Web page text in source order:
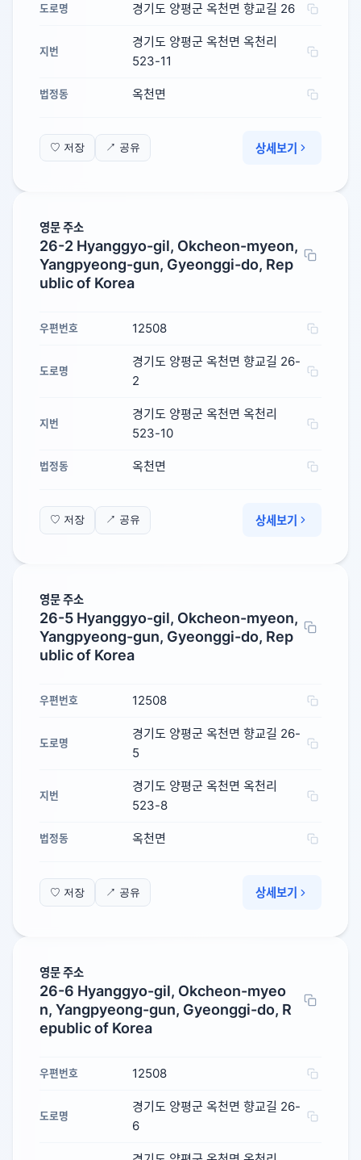
도로명 경기도 양평군 옥천면 향교길 26
지번
경기도 양평군 옥천면 옥천리
523-11
법정동 옥천면
♡ 저장 ↗ 공유 상세보기
영문 주소
26-2 Hyanggyo-gil, Okcheon-myeon,
Yangpyeong-gun, Gyeonggi-do, Rep
ublic of Korea
우편번호 12508
도로명
경기도 양평군 옥천면 향교길 26-
2
지번
경기도 양평군 옥천면 옥천리
523-10
법정동 옥천면
♡ 저장 ↗ 공유 상세보기
영문 주소
26-5 Hyanggyo-gil, Okcheon-myeon,
Yangpyeong-gun, Gyeonggi-do, Rep
ublic of Korea
우편번호 12508
도로명
경기도 양평군 옥천면 향교길 26-
5
지번
경기도 양평군 옥천면 옥천리
523-8
법정동 옥천면
♡ 저장 ↗ 공유 상세보기
영문 주소
26-6 Hyanggyo-gil, Okcheon-myeo
n, Yangpyeong-gun, Gyeonggi-do, R
epublic of Korea
우편번호 12508
도로명
경기도 양평군 옥천면 향교길 26-
6